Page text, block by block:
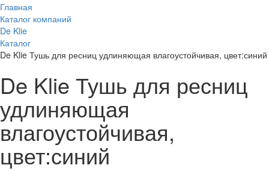
Главная
Каталог компаний
De Klie
Каталог
De Klie Тушь для ресниц удлиняющая влагоустойчивая, цвет:синий
De Klie Тушь для ресниц
удлиняющая
влагоустойчивая,
цвет:синий